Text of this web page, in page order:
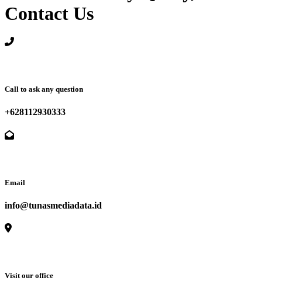
Contact Us
Call to ask any question
+628112930333
Email
info@tunasmediadata.id
Visit our office